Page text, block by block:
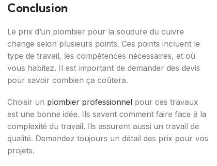
Conclusion
Le prix d’un plombier pour la soudure du cuivre
change selon plusieurs points. Ces points incluent le
type de travail, les compétences nécessaires, et où
vous habitez. Il est important de demander des devis
pour savoir combien ça coûtera.
Choisir un plombier professionnel pour ces travaux
est une bonne idée. Ils savent comment faire face à la
complexité du travail. Ils assurent aussi un travail de
qualité. Demandez toujours un détail des prix pour vos
projets.